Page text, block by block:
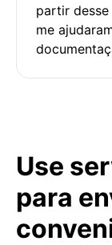
partir
me
Use
para